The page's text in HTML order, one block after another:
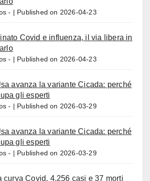
- Published on 2026-04-23
Covid e influenza, il via libera in
- Published on 2026-04-23
avanza la variante Cicada: perché
gli esperti
- Published on 2026-03-29
avanza la variante Cicada: perché
gli esperti
- Published on 2026-03-29
curva Covid, 4.256 casi e 37 morti